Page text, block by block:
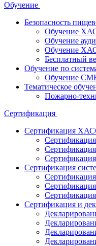
Обучение
Безопасность
Обучение
Обучение
Обучение
Бесплатный
Обучение по
Обучение
Тематическое
Пожарно-
Сертификация
Сертификация
Сертификация
Сертификация и